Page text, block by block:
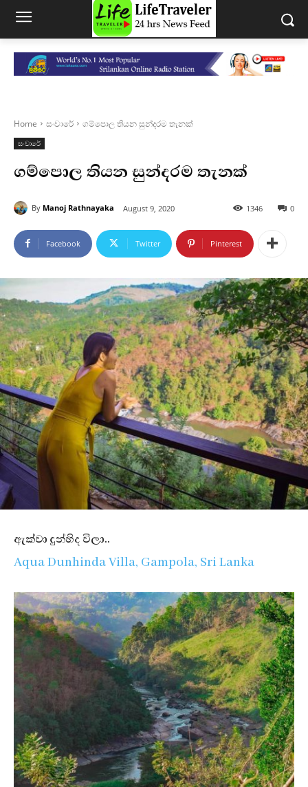
Home සංචාරේ ගම්පොල තියන සුන්දරම තැනක්
සංචාරේ
ගම්පොල තියන සුන්දරම තැනක්
By Manoj Rathnayaka August 9, 2020 0
1346
Facebook Twitter Pinterest
ඇක්වා දුන්හිද විලා..
Aqua Dunhinda Villa, Gampola, Sri Lanka